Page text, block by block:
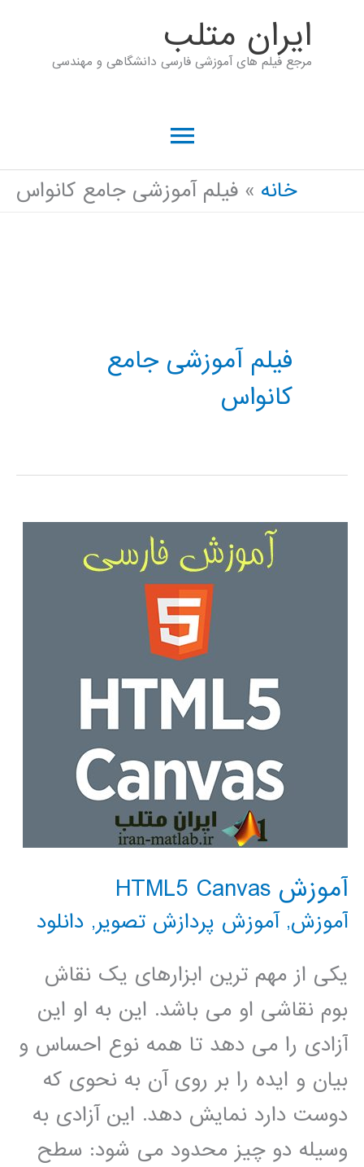
ايران متلب
مرجع فیلم های آموزشی فارسی دانشگاهی و مهندسی
فهرست
اصلی
خانه فیلم آموزشی جامع کانواس
فیلم آموزشی جامع
کانواس
آموزش HTML5 Canvas
آموزش,آموزش پردازش تصویر, دانلود
یکی از مهم ترین ابزارهای یک نقاش
بوم نقاشی او می باشد. این به او این
آزادی را می دهد تا همه نوع احساس و
بیان و ایده را بر روی آن به نحوی که
دوست دارد نمایش دهد. این آزادی به
وسیله دو چیز محدود می شود: سطح